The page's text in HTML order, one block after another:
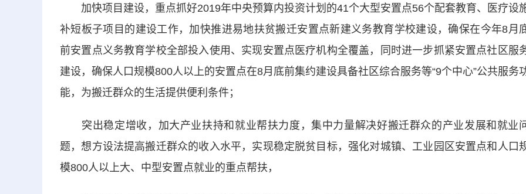
加快项目建设，重点抓好2019年中央预算内投资计划的41个大型安置点56个配套教育、医疗设
补短板子项目的建设工作，加快推进易地扶贫搬迁安置点新建义务教育学校建设，确保在今年8月
前安置点义务教育学校全部投入使用、实现安置点医疗机构全覆盖，同时进一步抓紧安置点社区服
建设，确保人口规模800人以上的安置点在8月底前集约建设具备社区综合服务等“9个中心”公共服务
能，为搬迁群众的生活提供便利条件；
突出稳定增收，加大产业扶持和就业帮扶力度，集中力量解决好搬迁群众的产业发展和就业问
题，想方设法提高搬迁群众的收入水平，实现稳定脱贫目标，强化对城镇、工业园区安置点和人口
模800人以上大、中型安置点就业的重点帮扶，